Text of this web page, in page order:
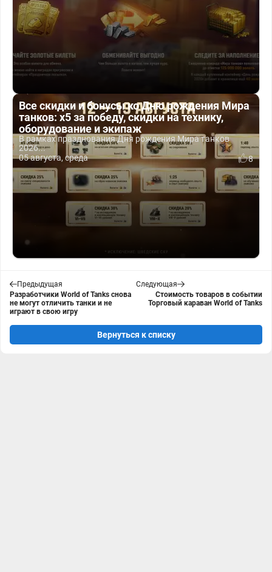
Все скидки и бонусы ко Дню рождения Мира
танков: x5 за победу, скидки на технику,
оборудование и экипаж
В рамках празднования Дня рождения Мира танков
2026...
05 августа, среда
8
Предыдущая
Разработчики World of Tanks снова
не могут отличить танки и не
играют в свою игру
Следующая
Стоимость товаров в событии
Торговый караван World of Tanks
Вернуться к списку